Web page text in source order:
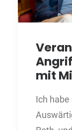
mit
Ich